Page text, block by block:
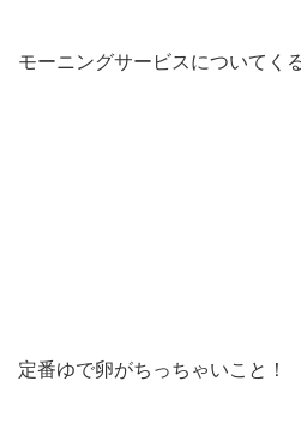
モーニングサービスについてく
定番ゆで卵がちっちゃいこと！